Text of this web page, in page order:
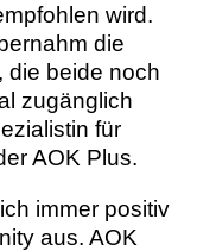
wird.
die
die beide noch
zugänglich
für
AOK Plus.
immer positiv
aus. AOK